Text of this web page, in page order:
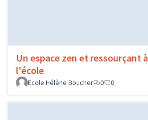
Un espace zen et ressourçant à
l'école
Ecole Hélène Boucher
0 0